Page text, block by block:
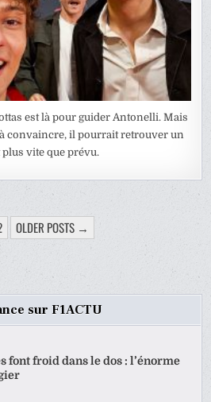
est là pour guider Antonelli. Mais
convaincre, il pourrait retrouver un
vite que prévu.
OLDER POSTS →
sur F1ACTU
font froid dans le dos : l’énorme